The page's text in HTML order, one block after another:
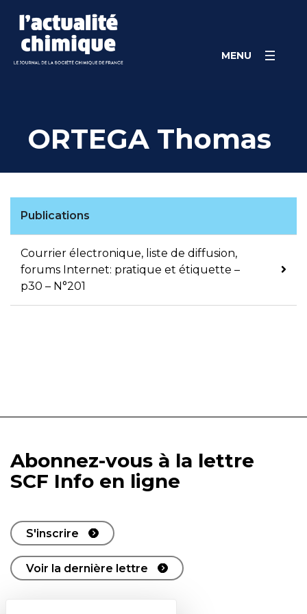
content
MENU
ORTEGA Thomas
Publications
Courrier électronique, liste de diffusion,
forums Internet: pratique et étiquette –
p30 – N°201
Abonnez-vous à la lettre
SCF Info en ligne
S'inscrire
Voir la dernière lettre